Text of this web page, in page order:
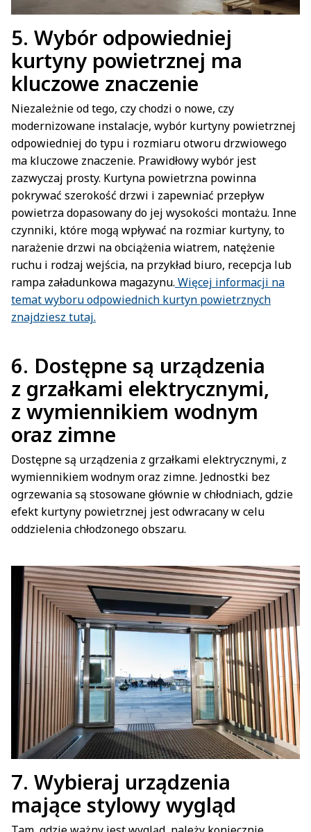
5. Wybór odpowiedniej
kurtyny powietrznej ma
kluczowe znaczenie
Niezależnie od tego, czy chodzi o nowe, czy
modernizowane instalacje, wybór kurtyny powietrznej
odpowiedniej do typu i rozmiaru otworu drzwiowego
ma kluczowe znaczenie. Prawidłowy wybór jest
zazwyczaj prosty. Kurtyna powietrzna powinna
pokrywać szerokość drzwi i zapewniać przepływ
powietrza dopasowany do jej wysokości montażu. Inne
czynniki, które mogą wpływać na rozmiar kurtyny, to
narażenie drzwi na obciążenia wiatrem, natężenie
ruchu i rodzaj wejścia, na przykład biuro, recepcja lub
rampa załadunkowa magazynu. Więcej informacji na
temat wyboru odpowiednich kurtyn powietrznych
znajdziesz tutaj.
6. Dostępne są urządzenia
z grzałkami elektrycznymi,
z wymiennikiem wodnym
oraz zimne
Dostępne są urządzenia z grzałkami elektrycznymi, z
wymiennikiem wodnym oraz zimne. Jednostki bez
ogrzewania są stosowane głównie w chłodniach, gdzie
efekt kurtyny powietrznej jest odwracany w celu
oddzielenia chłodzonego obszaru.
7. Wybieraj urządzenia
mające stylowy wygląd